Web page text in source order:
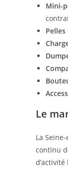
Mini-
Le
La
continu